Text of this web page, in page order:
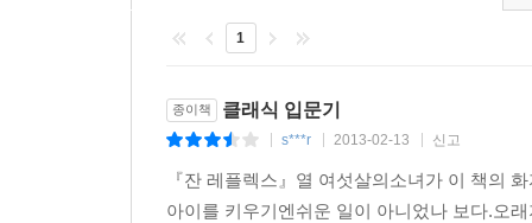
레플렉스는 허구의 인물이지만 그 외에 이 작품
음악)의 작곡가, 연주자 등에 대한 이야기가 작
피에르가 좋아하는 슈베르트를 나도 좋아하게
누구라도 책장을 넘길 때마다 펼쳐지는 클래식 음
아직도 어른들의 우려와 간섭을 떠올리지 않을
1
종이책 클래식 입문기
s***r 2013-02-13 신고
『잔 레플렉스』열 여섯살의소녀가 이 책의
아이를 키우기엔쉬운 일이 아니었나 보다.오